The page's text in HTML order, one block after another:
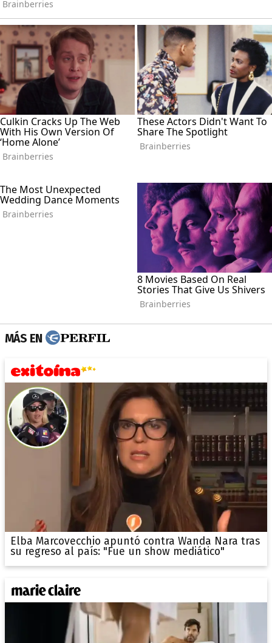
MÁS EN
Elba Marcovecchio apuntó contra Wanda Nara tras
su regreso al país: "Fue un show mediático"